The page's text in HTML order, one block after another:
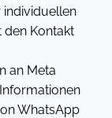
individuellen
den Kontakt
an Meta
WhatsApp